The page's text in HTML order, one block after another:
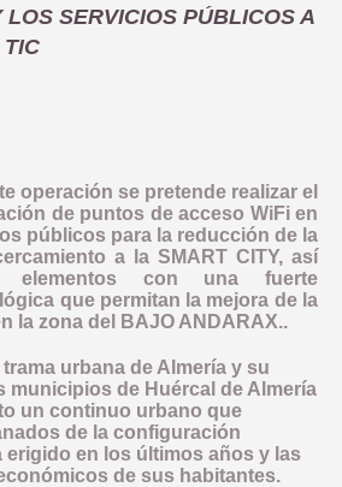
99
EDUSI
LOS SERVICIOS PÚBLICOS A
TIC
operación se pretende realizar el
de puntos de acceso WiFi en
públicos para la reducción de la
a la SMART CITY, así
elementos con una fuerte
que permitan la mejora de la
la zona del BAJO ANDARAX..
urbana de Almería y su
municipios de Huércal de Almería
un continuo urbano que
de la configuración
erigido en los últimos años y las
de sus habitantes.